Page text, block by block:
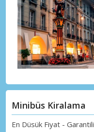
Minibüs Kiralama
En Düsük Fiyat - Garantili